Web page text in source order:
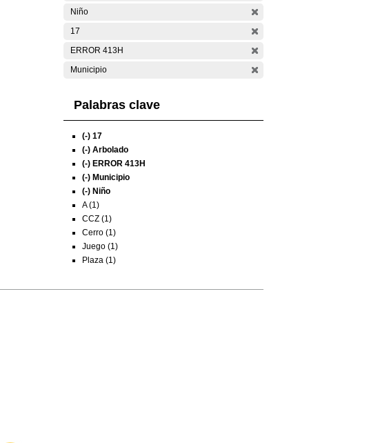
Niño
17
ERROR 413H
Municipio
Palabras clave
(-) 17
(-) Arbolado
(-) ERROR 413H
(-) Municipio
(-) Niño
A (1)
CCZ (1)
Cerro (1)
Juego (1)
Plaza (1)